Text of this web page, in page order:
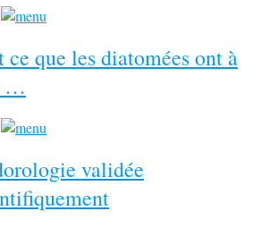
ce que les diatomées ont à
…
validée